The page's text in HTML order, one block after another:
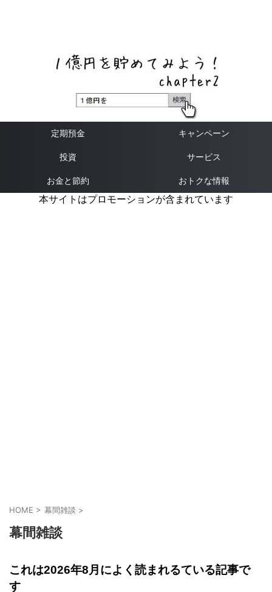
定期預金 キャンペーン
投資 サービス
お金と節約 おトクな情報
本サイトはプロモーションが含まれています
HOME > 幕間雑談 >
幕間雑談
これは2026年8月によく読まれるている記事で
す